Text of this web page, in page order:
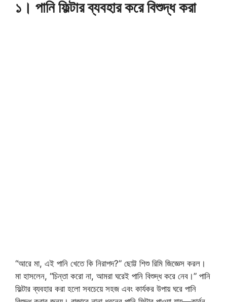
১। পানি ফিল্টার ব্যবহার করে বিশুদ্ধ করা
“আরে মা, এই পানি খেতে কি নিরাপদ?” ছোট্ট শিশু রিমি জিজ্ঞেস করল।
মা হাসলেন, “চিন্তা করো না, আমরা ঘরেই পানি বিশুদ্ধ করে নেব।” পানি
ফিল্টার ব্যবহার করা হলো সবচেয়ে সহজ এবং কার্যকর উপায় ঘরে পানি